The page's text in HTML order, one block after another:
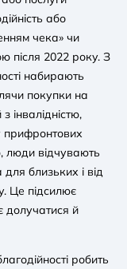
або
чека» чи
після 2022 року. З
набирають
покупки на
інвалідністю,
прифронтових
люди відчувають
близьких і від
Це підсилює
долучатися й
робить